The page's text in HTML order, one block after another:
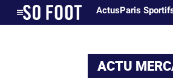
ActusParis
ACTU